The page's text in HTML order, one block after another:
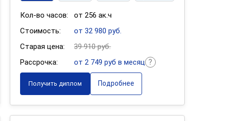
Кол-во часов:
от 256 ак.ч
Стоимость:
от 32 980 руб.
Старая цена:
39 910 руб.
Рассрочка:
от 2 749 руб в месяц
Получить диплом Подробнее